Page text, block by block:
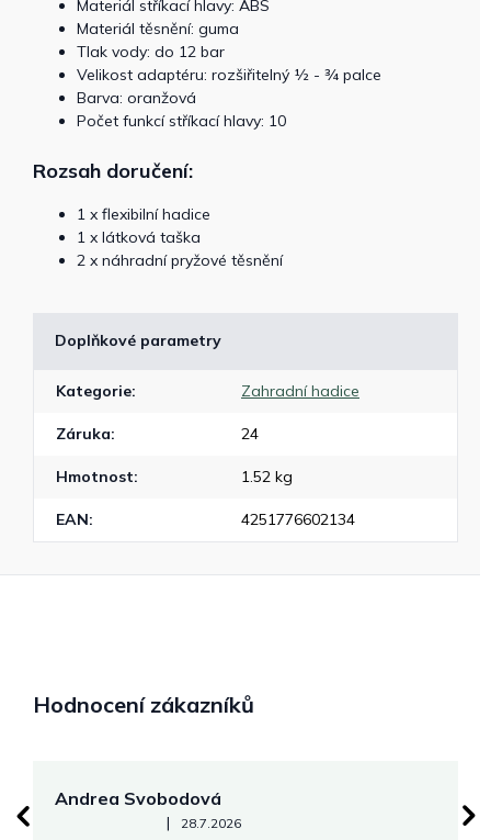
Materiál stříkací hlavy: ABS
Materiál těsnění: guma
Tlak vody: do 12 bar
Velikost adaptéru: rozšiřitelný ½ - ¾ palce
Barva: oranžová
Počet funkcí stříkací hlavy: 10
Rozsah doručení:
1 x flexibilní hadice
1 x látková taška
2 x náhradní pryžové těsnění
Doplňkové parametry
Kategorie: Zahradní hadice
Záruka: 24
Hmotnost: 1.52 kg
EAN: 4251776602134
Hodnocení zákazníků
Andrea Svobodová
Hodnocení obchodu je 5 z 5 hvězdiček.
| 28.7.2026